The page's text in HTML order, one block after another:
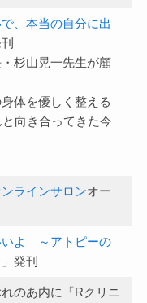
、本当の自分に出
杉山晃一先生が顧
体を優しく整える
向き合ってきた今
ラインサロンオー
いよ ～アトピーの
」発刊
のあ内に「Rクリニ